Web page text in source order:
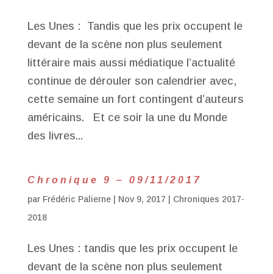
Les Unes : Tandis que les prix occupent le
devant de la scène non plus seulement
littéraire mais aussi médiatique l’actualité
continue de dérouler son calendrier avec,
cette semaine un fort contingent d’auteurs
américains. Et ce soir la une du Monde
des livres...
Chronique 9 – 09/11/2017
par Frédéric Palierne| Nov 9, 2017
Chroniques 2017-
2018
Les Unes : tandis que les prix occupent le
devant de la scène non plus seulement